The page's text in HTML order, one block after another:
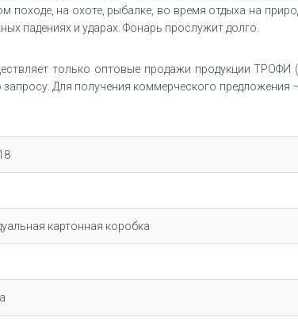
походе, на охоте, рыбалке, во время отдыха на
падениях и ударах. Фонарь прослужит долго.
только оптовые продажи продукции
Для получения коммерческого предложения
картонная коробка